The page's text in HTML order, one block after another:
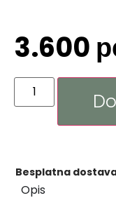
3.600
Besplatna
Opis